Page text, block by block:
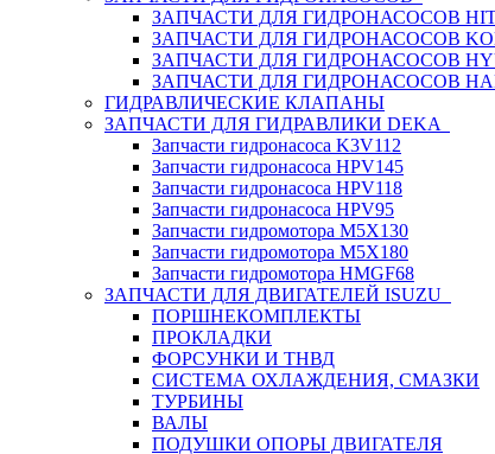
ЗАПЧАСТИ ДЛЯ ГИДРОНАСОСОВ
ЗАПЧАСТИ ДЛЯ ГИДРОНАСОСОВ
ЗАПЧАСТИ ДЛЯ ГИДРОНАСОСОВ
ЗАПЧАСТИ ДЛЯ ГИДРОНАСОСОВ
ГИДРАВЛИЧЕСКИЕ КЛАПАНЫ
ЗАПЧАСТИ ДЛЯ ГИДРАВЛИКИ DEKA
Запчасти гидронасоса K3V112
Запчасти гидронасоса HPV145
Запчасти гидронасоса HPV118
Запчасти гидронасоса HPV95
Запчасти гидромотора M5X130
Запчасти гидромотора M5X180
Запчасти гидромотора HMGF68
ЗАПЧАСТИ ДЛЯ ДВИГАТЕЛЕЙ ISUZU
ПОРШНЕКОМПЛЕКТЫ
ПРОКЛАДКИ
ФОРСУНКИ И ТНВД
СИСТЕМА ОХЛАЖДЕНИЯ, СМАЗКИ
ТУРБИНЫ
ВАЛЫ
ПОДУШКИ ОПОРЫ ДВИГАТЕЛЯ